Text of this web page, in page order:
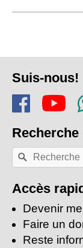
de
page
Suis-nous!
Recherche
Recherche
par
clés:
Rechercher
Accès
Devenir
Faire un
Reste